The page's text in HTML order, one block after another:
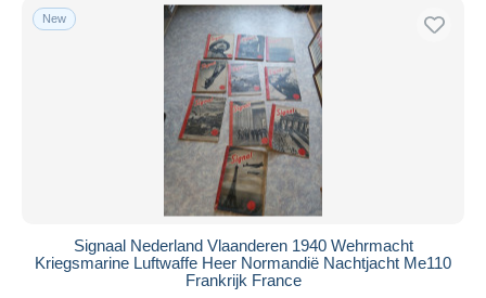
New
Signaal Nederland Vlaanderen 1940 Wehrmacht
Kriegsmarine Luftwaffe Heer Normandië Nachtjacht Me110
Frankrijk France